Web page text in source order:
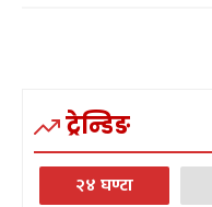
ट्रेन्डिङ
२४ घण्टा